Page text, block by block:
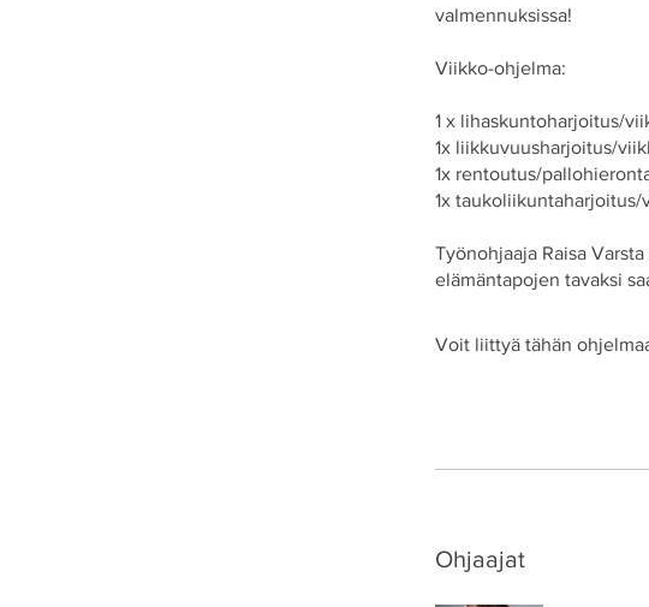
valmennuksissa!
Viikko-ohjelma:
1 x lihaskuntoharjoitus/
1x liikkuvuusharjoitus/
1x rentoutus/
1x taukoliikuntaharjoitus/
Työnohjaaja Raisa
elämäntapojen tavaksi
Voit liittyä tähän
Ohjaajat